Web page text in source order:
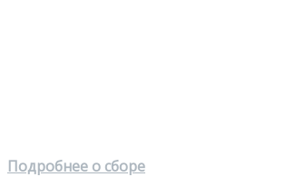
Подробнее о сборе